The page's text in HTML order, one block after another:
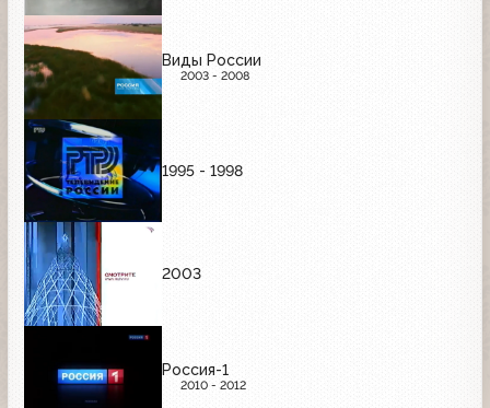
Виды России
2003 - 2008
1995 - 1998
2003
Россия-1
2010 - 2012